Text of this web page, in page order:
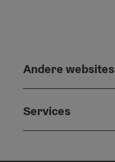
Andere websites
Services